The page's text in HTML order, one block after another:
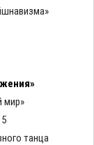
мир»
танца